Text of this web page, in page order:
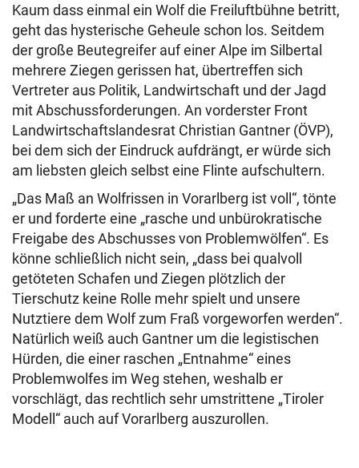
Kaum dass einmal ein Wolf die Freiluftbühne betritt,
geht das hysterische Geheule schon los. Seitdem
der große Beutegreifer auf einer Alpe im Silbertal
mehrere Ziegen gerissen hat, übertreffen sich
Vertreter aus Politik, Landwirtschaft und der Jagd
mit Abschussforderungen. An vorderster Front
Landwirtschaftslandesrat Christian Gantner (ÖVP),
bei dem sich der Eindruck aufdrängt, er würde sich
am liebsten gleich selbst eine Flinte aufschultern.
„Das Maß an Wolfrissen in Vorarlberg ist voll“, tönte
er und forderte eine „rasche und unbürokratische
Freigabe des Abschusses von Problemwölfen“. Es
könne schließlich nicht sein, „dass bei qualvoll
getöteten Schafen und Ziegen plötzlich der
Tierschutz keine Rolle mehr spielt und unsere
Nutztiere dem Wolf zum Fraß vorgeworfen werden“.
Natürlich weiß auch Gantner um die legistischen
Hürden, die einer raschen „Entnahme“ eines
Problemwolfes im Weg stehen, weshalb er
vorschlägt, das rechtlich sehr umstrittene „Tiroler
Modell“ auch auf Vorarlberg auszurollen.